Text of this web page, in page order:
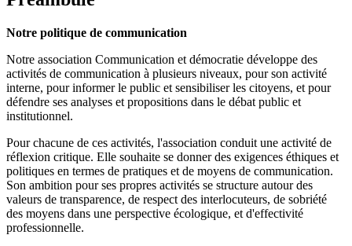
Notre politique de communication
Notre association Communication et démocratie développe des
activités de communication à plusieurs niveaux, pour son activité
interne, pour informer le public et sensibiliser les citoyens, et pour
défendre ses analyses et propositions dans le débat public et
institutionnel.
Pour chacune de ces activités, l'association conduit une activité de
réflexion critique. Elle souhaite se donner des exigences éthiques et
politiques en termes de pratiques et de moyens de communication.
Son ambition pour ses propres activités se structure autour des
valeurs de transparence, de respect des interlocuteurs, de sobriété
des moyens dans une perspective écologique, et d'effectivité
professionnelle.